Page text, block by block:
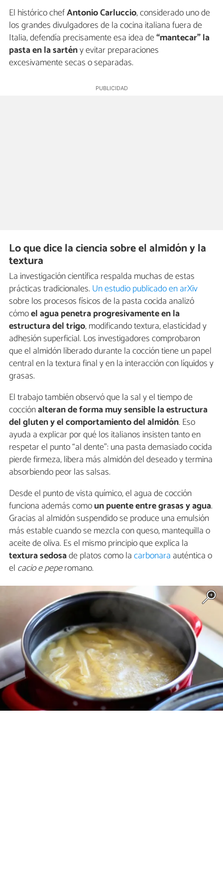
El histórico chefAntonio Carluccio, considerado uno de
los grandes divulgadores de la cocina italiana fuera de
Italia, defendía precisamente esa idea de“mantecar” la
pasta en la sartény evitar preparaciones
excesivamente secas o separadas.
Lo que dice la ciencia sobre el almidón y la
textura
La investigación científica respalda muchas de estas
prácticas tradicionales. Un estudio publicado en arXiv
sobre los procesos físicos de la pasta cocida analizó
cómoel agua penetra progresivamente en la
estructura del trigo, modificando textura, elasticidad y
adhesión superficial. Los investigadores comprobaron
que el almidón liberado durante la cocción tiene un papel
central en la textura final y en la interacción con líquidos y
grasas.
El trabajo también observó que la sal y el tiempo de
cocciónalteran de forma muy sensible la estructura
del gluten y el comportamiento del almidón. Eso
ayuda a explicar por qué los italianos insisten tanto en
respetar el punto “al dente”: una pasta demasiado cocida
pierde firmeza, libera más almidón del deseado y termina
absorbiendo peor las salsas.
Desde el punto de vista químico, el agua de cocción
funciona además comoun puente entre grasas y agua.
Gracias al almidón suspendido se produce una emulsión
más estable cuando se mezcla con queso, mantequilla o
aceite de oliva. Es el mismo principio que explica la
textura sedosade platos como lacarbonara auténtica o
el cacio e peperomano.